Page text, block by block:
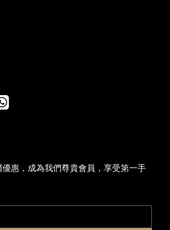
惠，成為我們尊貴會員，享受第一手